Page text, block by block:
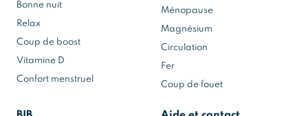
Bonne nuit
Relax
Coup de boost
Vitamine D
Confort menstruel
Ménopause
Magnésium
Circulation
Fer
Coup de fouet